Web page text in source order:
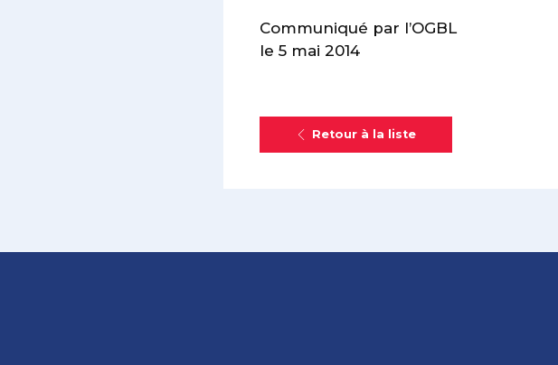
Communiqué par l’OGBL
le 5 mai 2014
Retour à la liste